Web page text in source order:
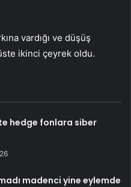
vardığı ve düşüş
ikinci çeyrek oldu.
hedge fonlara siber
madenci yine eylemde